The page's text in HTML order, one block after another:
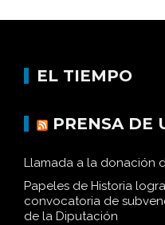
EL TIEMPO
PRENSA DE
Llamada a la donación
Papeles de Historia
convocatoria de
de la Diputación